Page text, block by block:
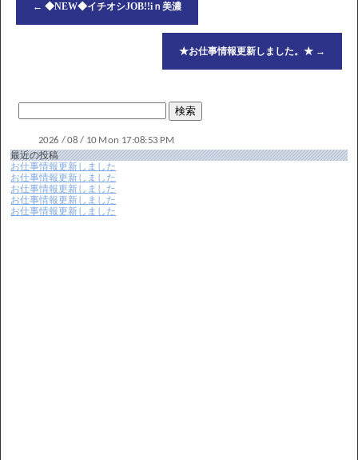
← ◆NEW◆イチオシJOB!!iｎ美濃
★お仕事情報更新しました。★ →
最近の投稿
お仕事情報更新しました
お仕事情報更新しました
お仕事情報更新しました
お仕事情報更新しました
お仕事情報更新しました